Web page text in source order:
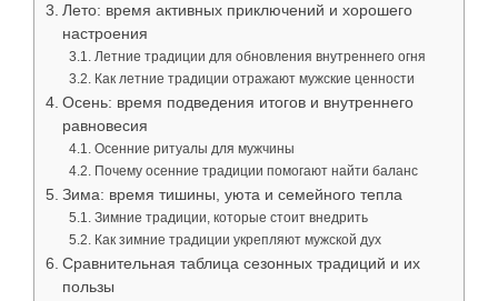
Лето: время активных приключений и хорошего
настроения
Летние традиции для обновления внутреннего огня
Как летние традиции отражают мужские ценности
Осень: время подведения итогов и внутреннего
равновесия
Осенние ритуалы для мужчины
Почему осенние традиции помогают найти баланс
Зима: время тишины, уюта и семейного тепла
Зимние традиции, которые стоит внедрить
Как зимние традиции укрепляют мужской дух
Сравнительная таблица сезонных традиций и их
пользы